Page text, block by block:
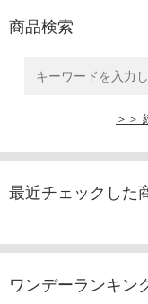
商品検索
＞＞
最近チェックした
ワンデーランキン